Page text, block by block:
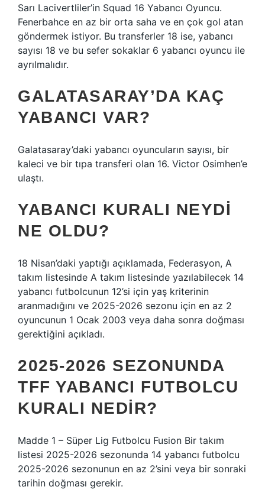
Sarı Lacivertliler’in Squad 16 Yabancı Oyuncu.
Fenerbahce en az bir orta saha ve en çok gol atan
göndermek istiyor. Bu transferler 18 ise, yabancı
sayısı 18 ve bu sefer sokaklar 6 yabancı oyuncu ile
ayrılmalıdır.
GALATASARAY’DA KAÇ
YABANCI VAR?
Galatasaray’daki yabancı oyuncuların sayısı, bir
kaleci ve bir tıpa transferi olan 16. Victor Osimhen’e
ulaştı.
YABANCI KURALI NEYDI
NE OLDU?
18 Nisan’daki yaptığı açıklamada, Federasyon, A
takım listesinde A takım listesinde yazılabilecek 14
yabancı futbolcunun 12’si için yaş kriterinin
aranmadığını ve 2025-2026 sezonu için en az 2
oyuncunun 1 Ocak 2003 veya daha sonra doğması
gerektiğini açıkladı.
2025-2026 SEZONUNDA
TFF YABANCI FUTBOLCU
KURALI NEDIR?
Madde 1 – Süper Lig Futbolcu Fusion Bir takım
listesi 2025-2026 sezonunda 14 yabancı futbolcu
2025-2026 sezonunun en az 2’sini veya bir sonraki
tarihin doğması gerekir.